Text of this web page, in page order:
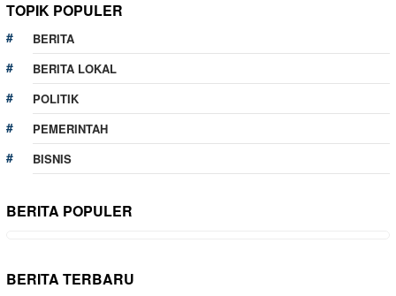
TOPIK POPULER
BERITA
BERITA LOKAL
POLITIK
PEMERINTAH
BISNIS
BERITA POPULER
BERITA TERBARU